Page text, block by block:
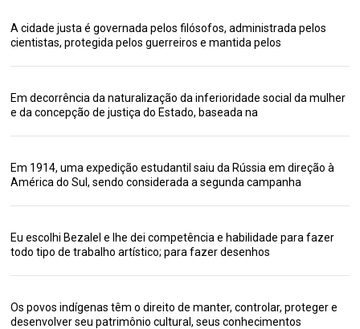
A cidade justa é governada pelos filósofos, administrada pelos
cientistas, protegida pelos guerreiros e mantida pelos
Em decorrência da naturalização da inferioridade social da mulher
e da concepção de justiça do Estado, baseada na
Em 1914, uma expedição estudantil saiu da Rússia em direção à
América do Sul, sendo considerada a segunda campanha
Eu escolhi Bezalel e lhe dei competência e habilidade para fazer
todo tipo de trabalho artístico; para fazer desenhos
Os povos indígenas têm o direito de manter, controlar, proteger e
desenvolver seu patrimônio cultural, seus conhecimentos